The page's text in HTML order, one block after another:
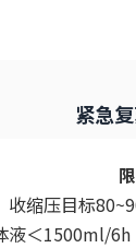
急复
收缩压目标
液＜1500ml/6h